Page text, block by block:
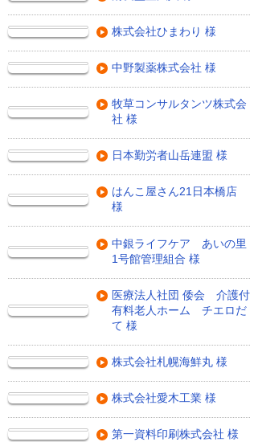
株式会社ひまわり 様
中野製薬株式会社 様
牧草コンサルタンツ株式会
社 様
日本勤労者山岳連盟 様
はんこ屋さん21日本橋店
様
中銀ライフケア あいの里
1号館管理組合 様
医療法人社団 倭会 介護付
有料老人ホーム チエロだ
て 様
株式会社札幌海鮮丸 様
株式会社愛木工業 様
第一資料印刷株式会社 様